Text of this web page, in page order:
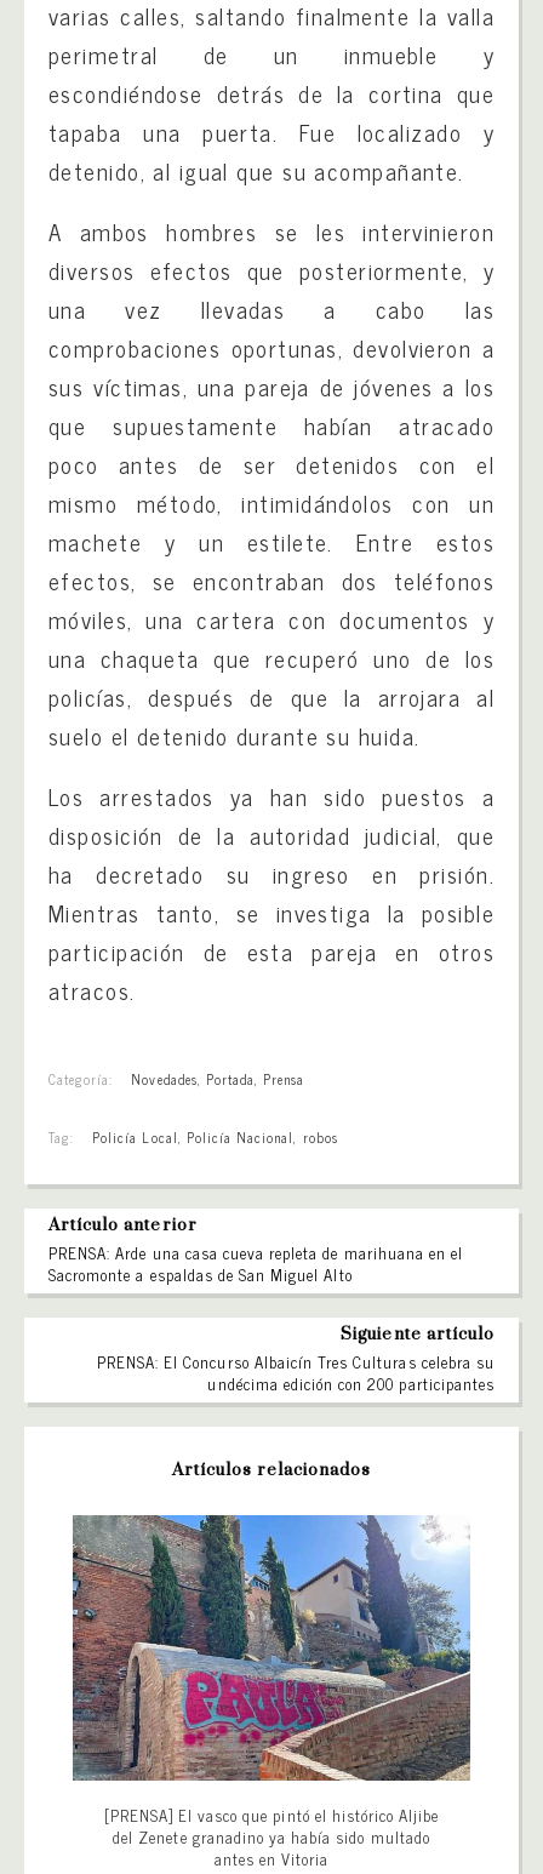
varias calles, saltando finalmente la valla
perimetral de un inmueble y
escondiéndose detrás de la cortina que
tapaba una puerta. Fue localizado y
detenido, al igual que su acompañante.
A ambos hombres se les intervinieron
diversos efectos que posteriormente, y
una vez llevadas a cabo las
comprobaciones oportunas, devolvieron a
sus víctimas, una pareja de jóvenes a los
que supuestamente habían atracado
poco antes de ser detenidos con el
mismo método, intimidándolos con un
machete y un estilete. Entre estos
efectos, se encontraban dos teléfonos
móviles, una cartera con documentos y
una chaqueta que recuperó uno de los
policías, después de que la arrojara al
suelo el detenido durante su huida.
Los arrestados ya han sido puestos a
disposición de la autoridad judicial, que
ha decretado su ingreso en prisión.
Mientras tanto, se investiga la posible
participación de esta pareja en otros
atracos.
Categoría: Novedades, Portada, Prensa
Tag: Policía Local, Policía Nacional, robos
Artículo anterior
PRENSA: Arde una casa cueva repleta de marihuana en el
Sacromonte a espaldas de San Miguel Alto
Siguiente artículo
PRENSA: El Concurso Albaicín Tres Culturas celebra su
undécima edición con 200 participantes
Artículos relacionados
[PRENSA] El vasco que pintó el histórico Aljibe
del Zenete granadino ya había sido multado
antes en Vitoria